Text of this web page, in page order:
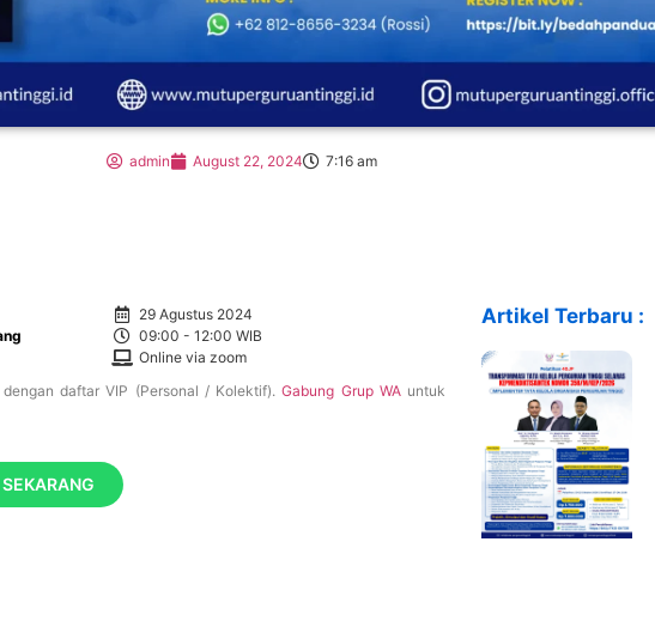
admin August 22, 2024 7:16 am
29 Agustus 2024
09:00 - 12:00 WIB
Online via zoom
daftar VIP (Personal / Kolektif).Gabung Grup WAuntuk
Artikel Terbaru :